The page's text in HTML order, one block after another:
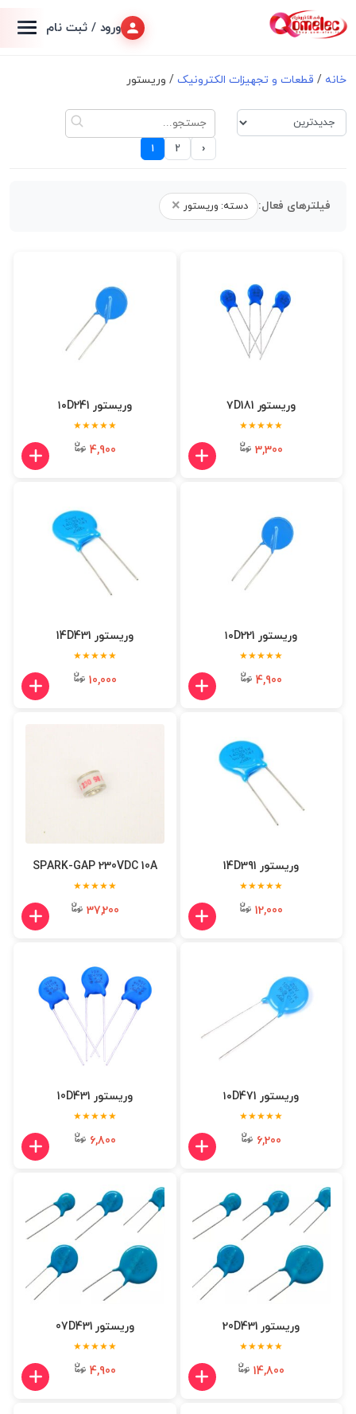
ورود / ثبت نام
خانه / قطعات و تجهیزات الکترونیک/ وریستور
1 2 ›
فیلترهای فعال: دسته: وریستور ×
وریستور ۷D181
★★★★★
3,300
وریستور ۱۰D241
★★★★★
4,900
وریستور ۱۰D221
★★★★★
4,900
وریستور 14D431
★★★★★
10,000
وریستور 14D391
★★★★★
12,000
SPARK-GAP 230VDC 10A
★★★★★
37,200
وریستور ۱۰D471
★★★★★
6,200
وریستور 10D431
★★★★★
6,800
وریستور 20D431
★★★★★
14,800
وریستور 07D431
★★★★★
4,900